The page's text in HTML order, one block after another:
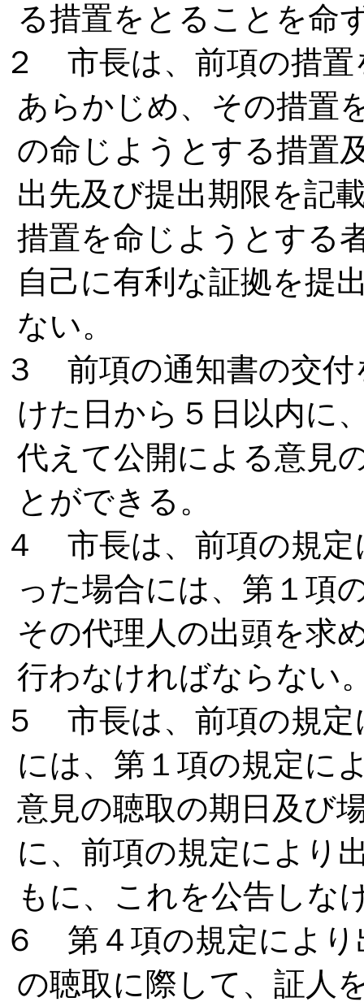
る措置をとることを命
２ 市長は、前項の措置
あらかじめ、その措置
の命じようとする措置
出先及び提出期限を記
措置を命じようとする
自己に有利な証拠を提
ない。
３ 前項の通知書の交付
けた日から５日以内に
代えて公開による意見
とができる。
４ 市長は、前項の規定
った場合には、第１項
その代理人の出頭を求
行わなければならない
５ 市長は、前項の規定
には、第１項の規定に
意見の聴取の期日及び
に、前項の規定により
もに、これを公告しな
６ 第４項の規定により
の聴取に際して、証人